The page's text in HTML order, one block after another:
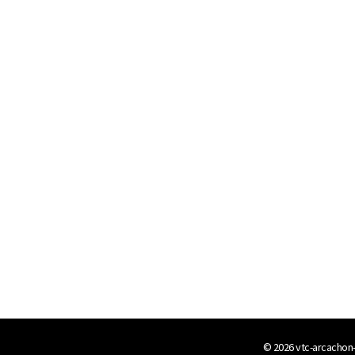
© 2026vtc-